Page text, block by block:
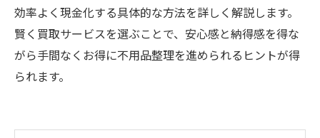
効率よく現金化する具体的な方法を詳しく解説します。
賢く買取サービスを選ぶことで、安心感と納得感を得な
がら手間なくお得に不用品整理を進められるヒントが得
られます。